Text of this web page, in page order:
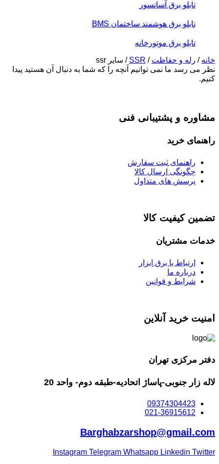
تابلو برق آسانسور
تابلو برق هوشمند ساختمان BMS
تابلو برق موتورخانه
خانه / رله و حفاظت /
SSR / سایر ssr
نظر می رسد ما نمی توانیم آنچه را که شما به دنبال آن هستید پیدا
کنیم.
مشاوره و پشتیبانی فنی
راهنمای خرید
راهنمای ثبت سفارش
چگونگی ارسال کالا
پرسش های متداول
تضمین کیفیت کالا
خدمات مشتریان
ارتباط با برق ابزار
درباره ما
شرایط و قوانین
امنیت خرید آنلاین
دفتر مرکزی تهران
لاله زار جنوبی-پاساژ اتحادیه-طبقه دوم- واحد 20
09374304423
021-36915612
Barghabzarshop@gmail.com
Instagram Telegram Whatsapp Linkedin Twitter